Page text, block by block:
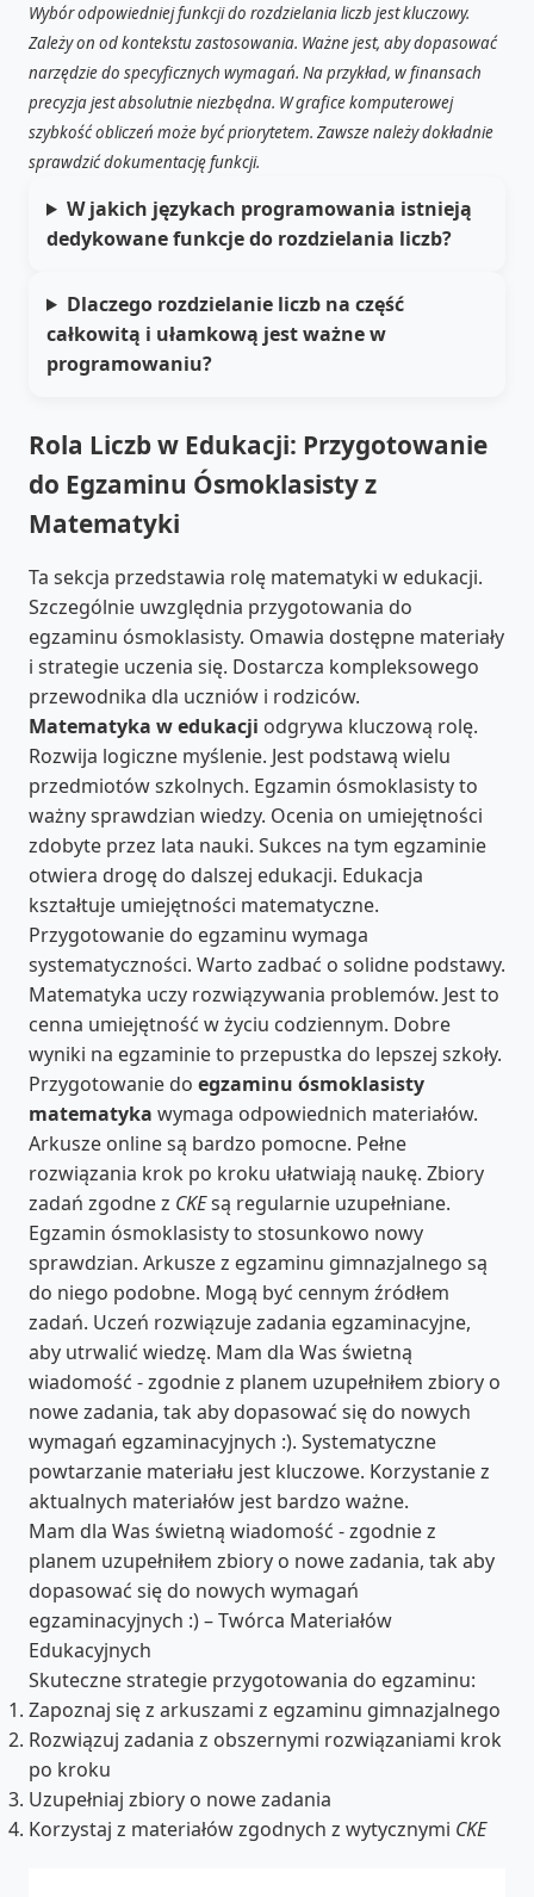
Wybór odpowiedniej funkcji do rozdzielania liczb jest kluczowy.
Zależy on od kontekstu zastosowania. Ważne jest, aby dopasować
narzędzie do specyficznych wymagań. Na przykład, w finansach
precyzja jest absolutnie niezbędna. W grafice komputerowej
szybkość obliczeń może być priorytetem. Zawsze należy dokładnie
sprawdzić dokumentację funkcji.
W jakich językach programowania istnieją
dedykowane funkcje do rozdzielania liczb?
Dlaczego rozdzielanie liczb na część
całkowitą i ułamkową jest ważne w
programowaniu?
Rola Liczb w Edukacji: Przygotowanie
do Egzaminu Ósmoklasisty z
Matematyki
Ta sekcja przedstawia rolę matematyki w edukacji.
Szczególnie uwzględnia przygotowania do
egzaminu ósmoklasisty. Omawia dostępne materiały
i strategie uczenia się. Dostarcza kompleksowego
przewodnika dla uczniów i rodziców.
Matematyka w edukacji odgrywa kluczową rolę.
Rozwija logiczne myślenie. Jest podstawą wielu
przedmiotów szkolnych. Egzamin ósmoklasisty to
ważny sprawdzian wiedzy. Ocenia on umiejętności
zdobyte przez lata nauki. Sukces na tym egzaminie
otwiera drogę do dalszej edukacji. Edukacja
kształtuje umiejętności matematyczne.
Przygotowanie do egzaminu wymaga
systematyczności. Warto zadbać o solidne podstawy.
Matematyka uczy rozwiązywania problemów. Jest to
cenna umiejętność w życiu codziennym. Dobre
wyniki na egzaminie to przepustka do lepszej szkoły.
Przygotowanie do egzaminu ósmoklasisty
matematyka wymaga odpowiednich materiałów.
Arkusze online są bardzo pomocne. Pełne
rozwiązania krok po kroku ułatwiają naukę. Zbiory
zadań zgodne z CKEsą regularnie uzupełniane.
Egzamin ósmoklasisty to stosunkowo nowy
sprawdzian. Arkusze z egzaminu gimnazjalnego są
do niego podobne. Mogą być cennym źródłem
zadań. Uczeń rozwiązuje zadania egzaminacyjne,
aby utrwalić wiedzę. Mam dla Was świetną
wiadomość - zgodnie z planem uzupełniłem zbiory o
nowe zadania, tak aby dopasować się do nowych
wymagań egzaminacyjnych :). Systematyczne
powtarzanie materiału jest kluczowe. Korzystanie z
aktualnych materiałów jest bardzo ważne.
Mam dla Was świetną wiadomość - zgodnie z
planem uzupełniłem zbiory o nowe zadania, tak aby
dopasować się do nowych wymagań
egzaminacyjnych :) – Twórca Materiałów
Edukacyjnych
Skuteczne strategie przygotowania do egzaminu:
Zapoznaj się z arkuszami z egzaminu gimnazjalnego
Rozwiązuj zadania z obszernymi rozwiązaniami krok
po kroku
Uzupełniaj zbiory o nowe zadania
Korzystaj z materiałów zgodnych z wytycznymi CKE